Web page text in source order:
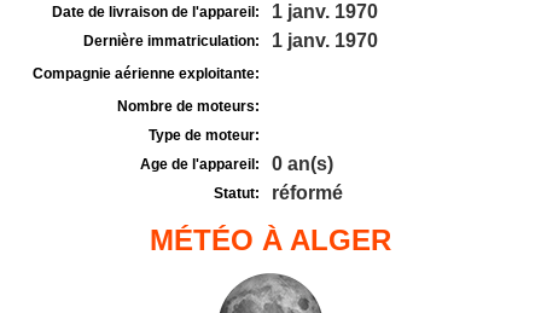
Date de livraison de l'appareil: 1 janv. 1970
Dernière immatriculation: 1 janv. 1970
Compagnie aérienne exploitante:
Nombre de moteurs:
Type de moteur:
Age de l'appareil:
0 an(s)
Statut: réformé
MÉTÉO À ALGER